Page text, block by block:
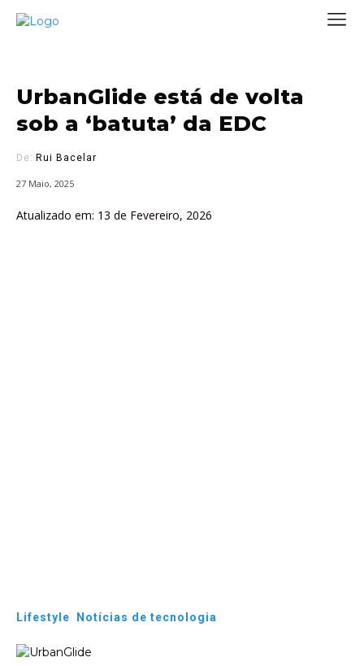
UrbanGlide está de volta
sob a ‘batuta’ da EDC
De: Rui Bacelar
27 Maio, 2025
Atualizado em: 13 de Fevereiro, 2026
Lifestyle Notícias de tecnologia